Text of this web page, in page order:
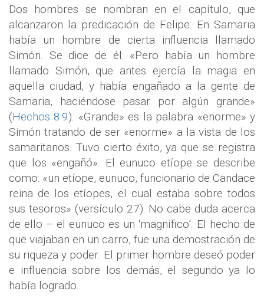
Dos hombres se nombran en el capítulo, que
alcanzaron la predicación de Felipe. En Samaria
había un hombre de cierta influencia llamado
Simón. Se dice de él: «Pero había un hombre
llamado Simón, que antes ejercía la magia en
aquella ciudad, y había engañado a la gente de
Samaria, haciéndose pasar por algún grande»
(Hechos 8:9). «Grande» es la palabra «enorme» y
Simón tratando de ser «enorme» a la vista de los
samaritanos. Tuvo cierto éxito, ya que se registra
que los «engañó». El eunuco etíope se describe
como: «un etíope, eunuco, funcionario de Candace
reina de los etíopes, el cual estaba sobre todos
sus tesoros» (versículo 27). No cabe duda acerca
de ello – el eunuco es un ‘magnífico’. El hecho de
que viajaban en un carro, fue una demostración de
su riqueza y poder. El primer hombre deseó poder
e influencia sobre los demás, el segundo ya lo
había logrado.